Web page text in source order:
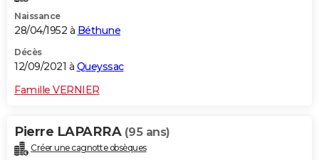
Naissance
28/04/1952 à Béthune
Décès
12/09/2021 à Queyssac
Famille VERNIER
Pierre LAPARRA (95 ans)
Créer une cagnotte obsèques